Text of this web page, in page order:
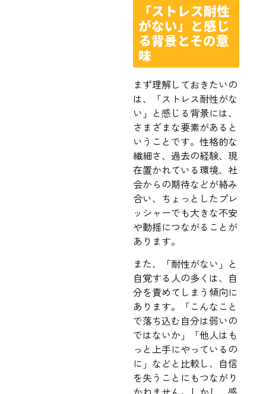
「ストレス耐性
がない」と感じ
る背景とその意
味
まず理解しておきたいの
は、「ストレス耐性がな
い」と感じる背景には、
さまざまな要素があると
いうことです。性格的な
繊細さ、過去の経験、現
在置かれている環境、社
会からの期待などが絡み
合い、ちょっとしたプレ
ッシャーでも大きな不安
や動揺につながることが
あります。
また、「耐性がない」と
自覚する人の多くは、自
分を責めてしまう傾向に
あります。「こんなこと
で落ち込む自分は弱いの
ではないか」「他人はも
っと上手にやっているの
に」などと比較し、自信
を失うことにもつながり